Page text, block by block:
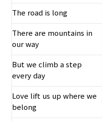
The road is long
There are mountains in
our way
But we climb a step
every day
Love lift us up where we
belong